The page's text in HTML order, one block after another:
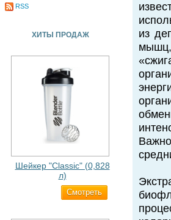
RSS
ХИТЫ ПРОДАЖ
Шейкер "Classic" (0,828
л)
Cмотреть
из
мышц,